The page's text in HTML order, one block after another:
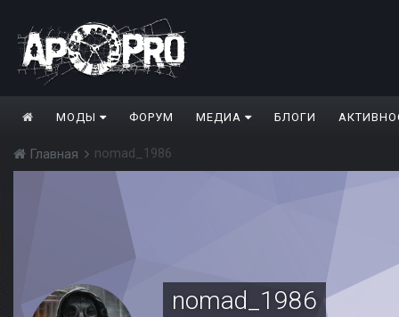
МОДЫ ФОРУМ МЕДИА БЛОГИ
Главная nomad_1986
nomad_1986